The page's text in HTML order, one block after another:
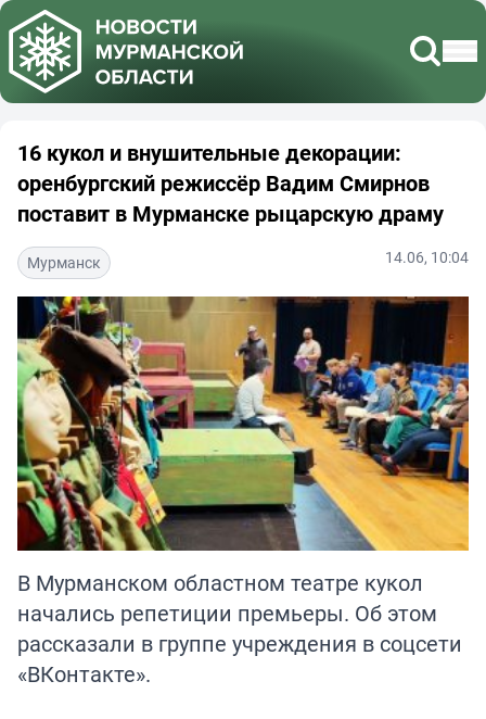
16 кукол и внушительные декорации:
оренбургский режиссёр Вадим Смирнов
поставит в Мурманске рыцарскую драму
Мурманск 14.06, 10:04
В Мурманском областном театре кукол
начались репетиции премьеры. Об этом
рассказали в группе учреждения в соцсети
«ВКонтакте».